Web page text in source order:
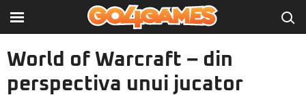
World of Warcraft – din
perspectiva unui jucator